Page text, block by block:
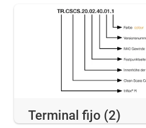
Terminal fijo (2)